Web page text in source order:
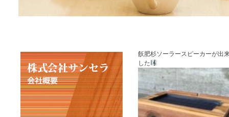
飫肥杉ソーラースピーカーが出
した